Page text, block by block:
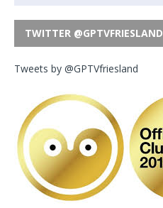
TWITTER @GPTVFRIESLAND
Tweets by @GPTVfriesland